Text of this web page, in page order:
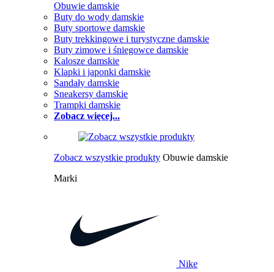
Obuwie damskie
Buty do wody damskie
Buty sportowe damskie
Buty trekkingowe i turystyczne damskie
Buty zimowe i śniegowce damskie
Kalosze damskie
Klapki i japonki damskie
Sandały damskie
Sneakersy damskie
Trampki damskie
Zobacz więcej...
Zobacz wszystkie produkty Obuwie damskie
Marki
Nike